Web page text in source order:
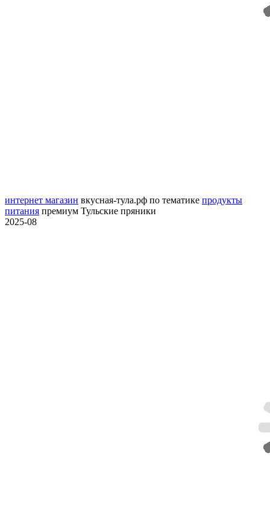
интернет магазин вкусная-тула.рф по тематике продукты
питания премиум Тульские пряники
2025-08